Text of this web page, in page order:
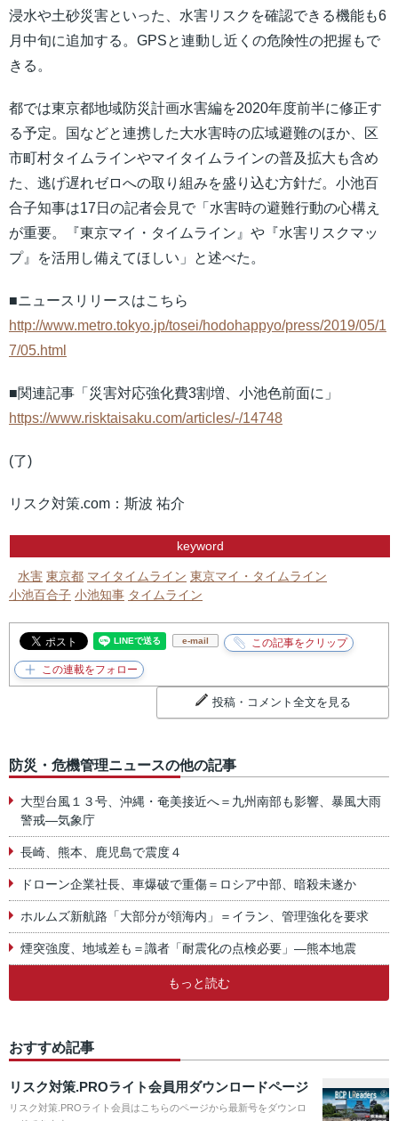
浸水や土砂災害といった、水害リスクを確認できる機能も6
月中旬に追加する。GPSと連動し近くの危険性の把握もで
きる。
都では東京都地域防災計画水害編を2020年度前半に修正す
る予定。国などと連携した大水害時の広域避難のほか、区
市町村タイムラインやマイタイムラインの普及拡大も含め
た、逃げ遅れゼロへの取り組みを盛り込む方針だ。小池百
合子知事は17日の記者会見で「水害時の避難行動の心構え
が重要。『東京マイ・タイムライン』や『水害リスクマッ
プ』を活用し備えてほしい」と述べた。
■ニュースリリースはこちら
http://www.metro.tokyo.jp/tosei/hodohappyo/press/2019/05/1
7/05.html
■関連記事「災害対応強化費3割増、小池色前面に」
https://www.risktaisaku.com/articles/-/14748
(了)
リスク対策.com：斯波 祐介
keyword
水害 東京都 マイタイムライン 東京マイ・タイムライン
小池百合子 小池知事 タイムライン
e-mail
投稿・コメント全文を見る
防災・危機管理ニュースの他の記事
大型台風１３号、沖縄・奄美接近へ＝九州南部も影響、暴風大雨
警戒―気象庁
長崎、熊本、鹿児島で震度４
ドローン企業社長、車爆破で重傷＝ロシア中部、暗殺未遂か
ホルムズ新航路「大部分が領海内」＝イラン、管理強化を要求
煙突強度、地域差も＝識者「耐震化の点検必要」―熊本地震
もっと読む
おすすめ記事
リスク対策.PROライト会員用ダウンロードページ
リスク対策.PROライト会員はこちらのページから最新号をダウンロ